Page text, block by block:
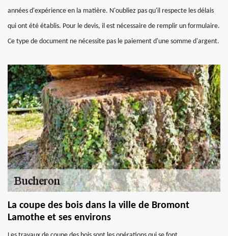
années d'expérience en la matière. N'oubliez pas qu'il respecte les délais
qui ont été établis. Pour le devis, il est nécessaire de remplir un formulaire.
Ce type de document ne nécessite pas le paiement d'une somme d'argent.
La coupe des bois dans la ville de Bromont
Lamothe et ses environs